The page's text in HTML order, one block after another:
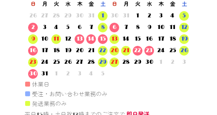
日 月 火 水 木 金
土
26
27 28 29 30 31
1
2
3 4 5 6 7
8
9
10 11 12 13 14
15
16
17 18 19 20 21
22
23
24 25 26 27 28
29
30
31 1 2 3 4 5
日 月 火 水 木 金
土
30
31 1 2 3 4
5
6
7 8 9 10 11
12
13
14 15 16 17 18
19
20
21 22 23 24 25
26
27
28 29 30 1 2 3
■ 休業日
■ 受注・お問い合わせ業務のみ
■ 発送業務のみ